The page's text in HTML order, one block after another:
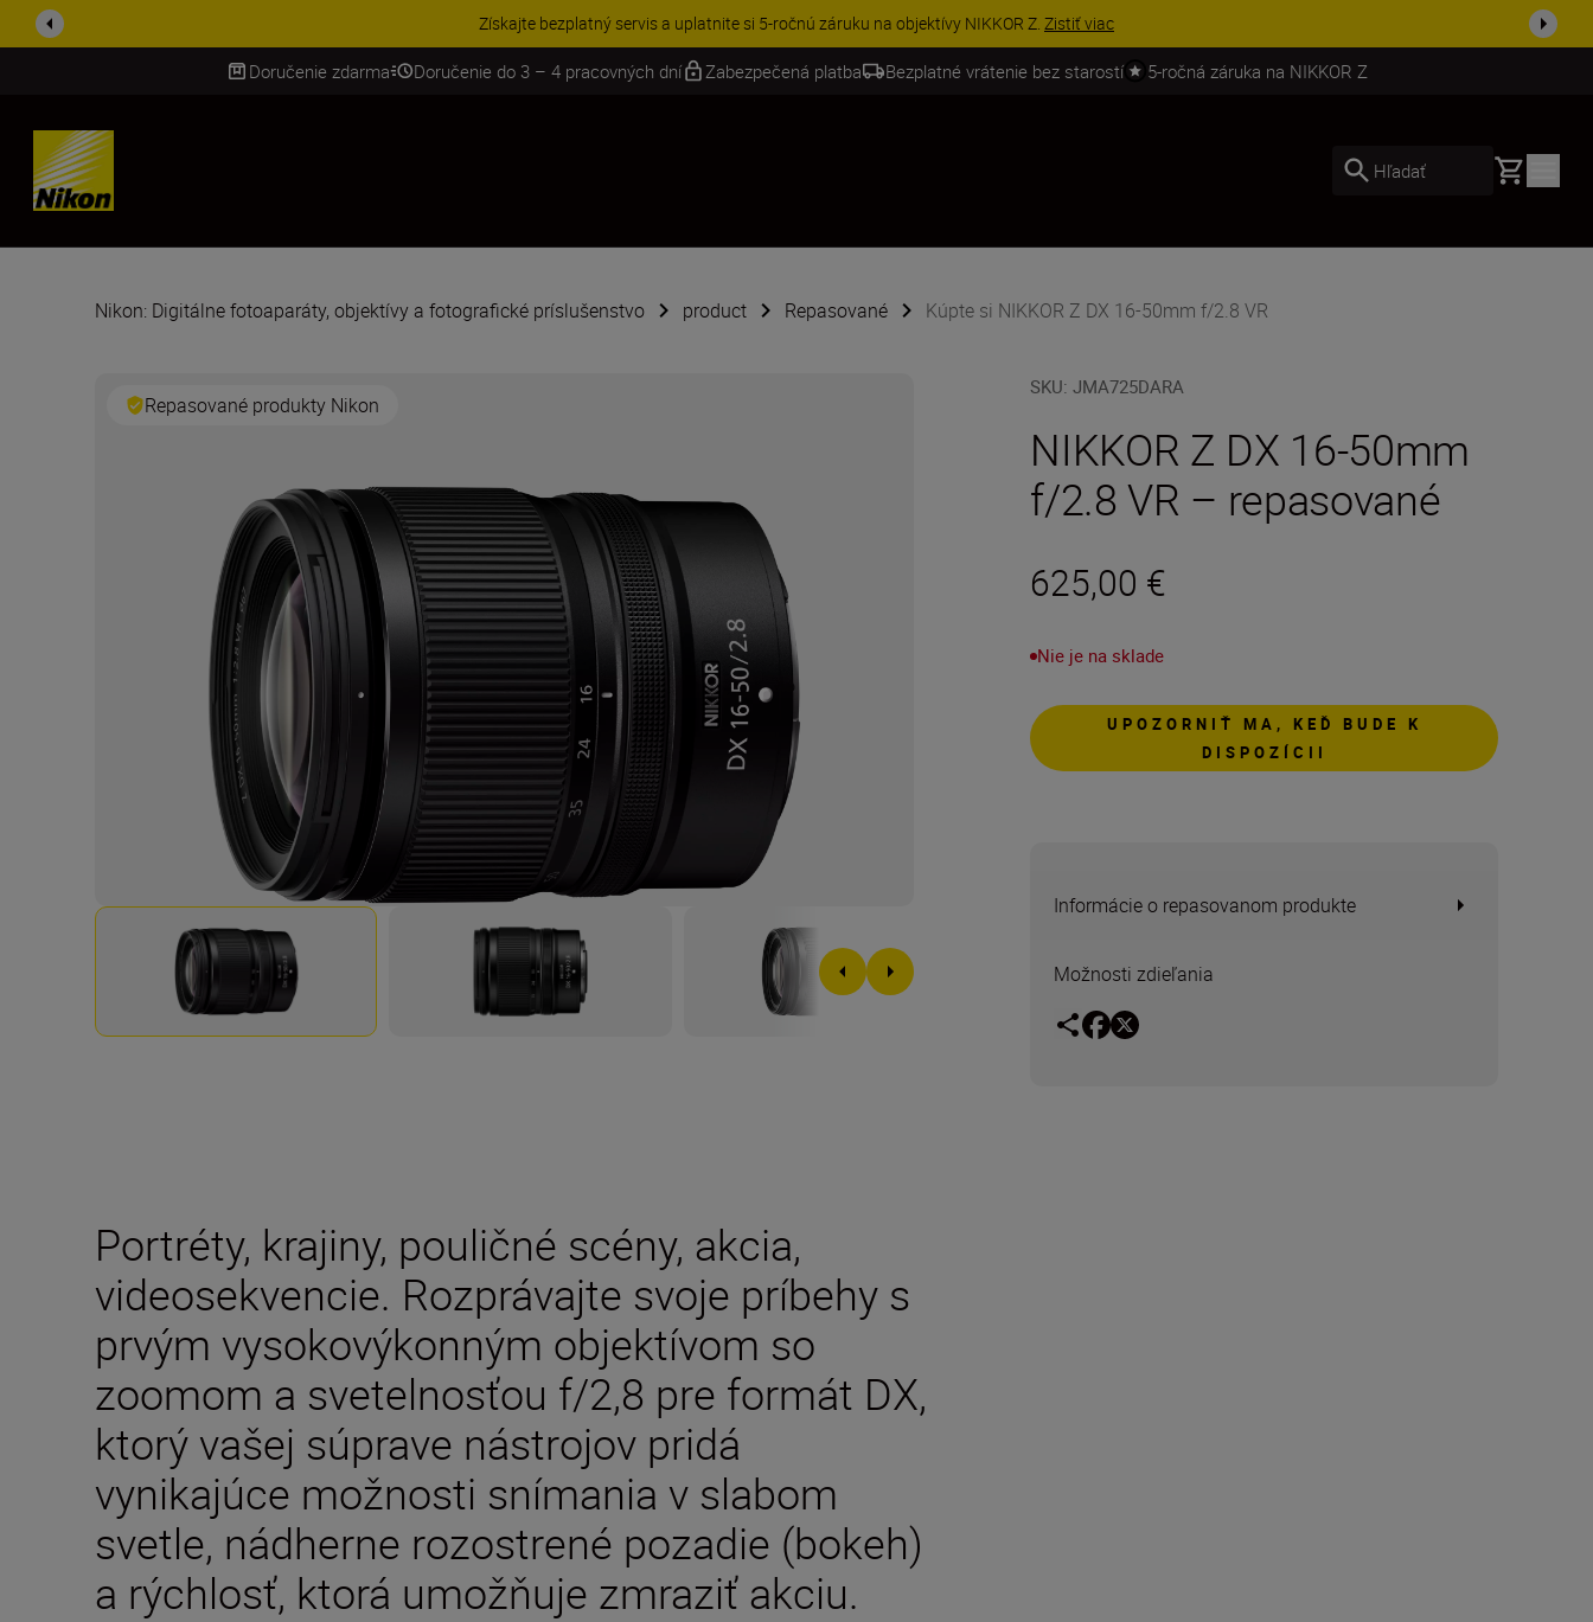
Získajte bezplatný servis a uplatnite si 5-ročnú záruku na objektívy NIKKOR Z. Zistiť viac
Doručenie zdarma Doručenie do 3 – 4 pracovných dní Zabezpečená platba Bezplatné vrátenie bez starostí 5-ročná záruka na NIKKOR Z
SKIP
Hľadať Basket
Nikon: Digitálne fotoaparáty, objektívy a fotografické príslušenstvo product Repasované Kúpte si NIKKOR Z DX 16-50mm f/2.8 VR
Repasované produkty Nikon
SKU:JMA725DARA
NIKKOR Z DX 16-50mm
f/2.8 VR – repasované
625,00 €
Nie je na sklade
UPOZORNIŤ MA, KEĎ BUDE K
DISPOZÍCII
Informácie o repasovanom produkte
Možnosti zdieľania
Portréty, krajiny, pouličné scény, akcia,
videosekvencie. Rozprávajte svoje príbehy s
prvým vysokovýkonným objektívom so
zoomom a svetelnosťou f/2,8 pre formát DX,
ktorý vašej súprave nástrojov pridá
vynikajúce možnosti snímania v slabom
svetle, nádherne rozostrené pozadie (bokeh)
a rýchlosť, ktorá umožňuje zmraziť akciu.